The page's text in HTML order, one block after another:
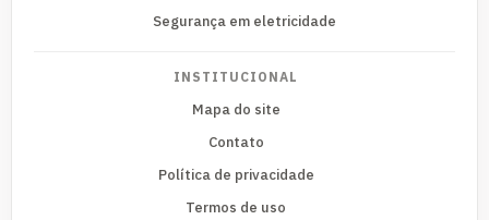
Segurança em eletricidade
INSTITUCIONAL
Mapa do site
Contato
Política de privacidade
Termos de uso